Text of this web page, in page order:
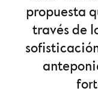
propuesta
través de